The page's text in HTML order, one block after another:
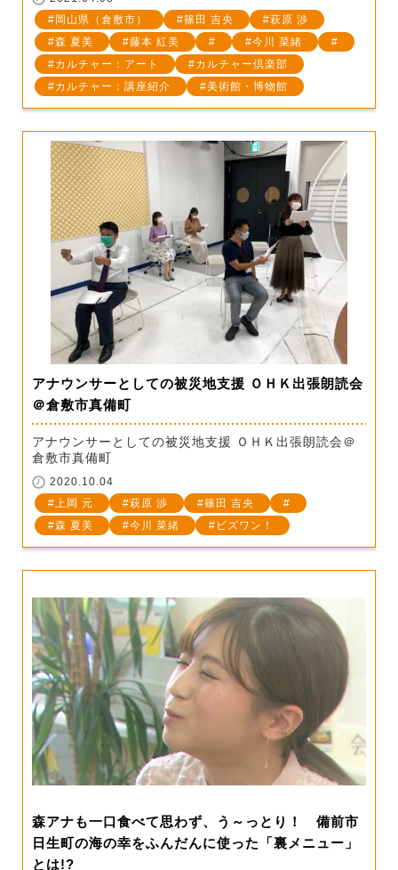
岡山県（倉敷市）
篠田 吉央
萩原 渉
森 夏美
藤本 紅美
今川 菜緒
カルチャー：アート
カルチャー倶楽部
カルチャー：講座紹介
美術館・博物館
アナウンサーとしての被災地支援 ＯＨＫ出張朗読会
＠倉敷市真備町
アナウンサーとしての被災地支援 ＯＨＫ出張朗読会＠
倉敷市真備町
2020.10.04
上岡 元
萩原 渉
篠田 吉央
森 夏美
今川 菜緒 ビズワン！
森アナも一口食べて思わず、う～っとり！ 備前市
日生町の海の幸をふんだんに使った「裏メニュー」
とは!?